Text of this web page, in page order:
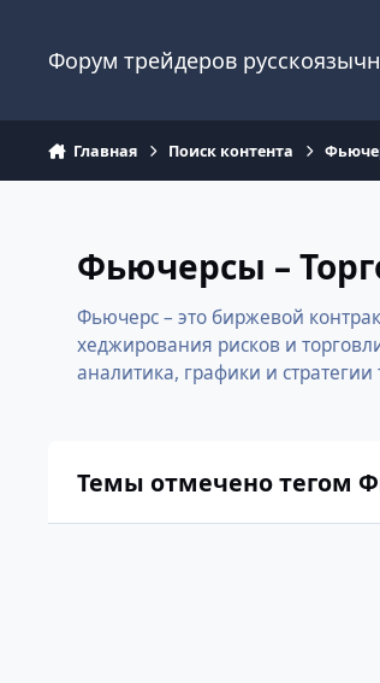
Форум трейдеров
Главная Поиск контента
Фьючерсы –
Фьючерс – это биржевой
хеджирования рисков и
аналитика, графики и
Темы отмечено тегом